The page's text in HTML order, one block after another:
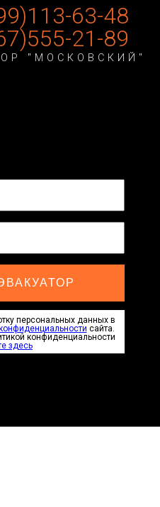
63-48
21-89
"МОСКОВСКИЙ"
персональных данных в
сайта.
конфиденциальности
здесь